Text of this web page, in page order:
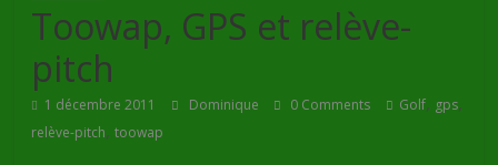
Toowap, GPS et relève-
pitch
1 décembre 2011 Dominique 0 Comments Golf, gps,
relève-pitch,toowap